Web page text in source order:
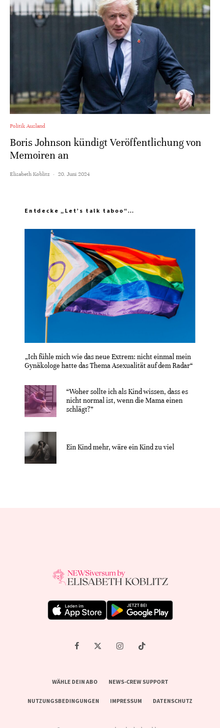
Politik Ausland
Boris Johnson kündigt Veröffentlichung von
Memoiren an
Elisabeth Koblitz · 20. Juni 2024
Entdecke „Let’s talk taboo“…
„Ich fühle mich wie das neue Extrem: nicht einmal mein
Gynäkologe hatte das Thema Asexualität auf dem Radar“
“Woher sollte ich als Kind wissen, dass es
nicht normal ist, wenn die Mama einen
schlägt?”
Ein Kind mehr, wäre ein Kind zu viel
WÄHLE DEIN ABO NEWS-CREW SUPPORT
NUTZUNGSBEDINGUNGEN IMPRESSUM DATENSCHUTZ